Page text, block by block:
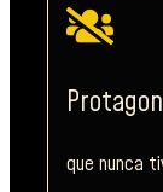
que nunca